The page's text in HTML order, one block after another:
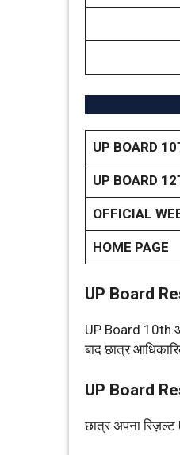
UP BOARD
UP BOARD
OFFICIAL
HOME PAGE
UP Board
UP Board 10th
बाद छात्र
UP Board
छात्र अपना